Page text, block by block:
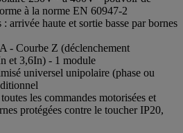
à la norme EN 60947-2
arrivée haute et sortie basse par bornes
- Courbe Z (déclenchement
et 3,6In) - 1 module
universel unipolaire (phase ou
les commandes motorisées et
protégées contre le toucher IP20,